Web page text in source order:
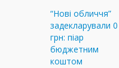
“Нові обличчя”
задекларували 0
грн: піар
бюджетним
коштом